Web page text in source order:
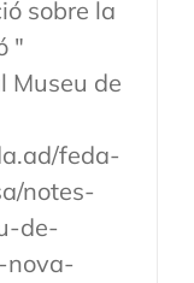
sobre la
"
Museu de
feda-
notes-
de-
nova-